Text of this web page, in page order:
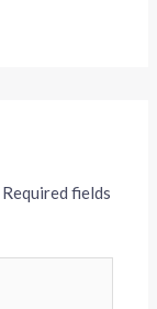
Required fields